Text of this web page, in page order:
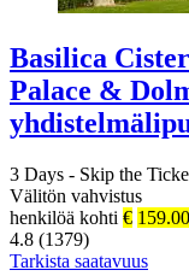
Basilica
Palace &
3 Days - Skip the
Välitön vahvistus
henkilöä kohti € 159.00
4.8 (1379)
Tarkista saatavuus